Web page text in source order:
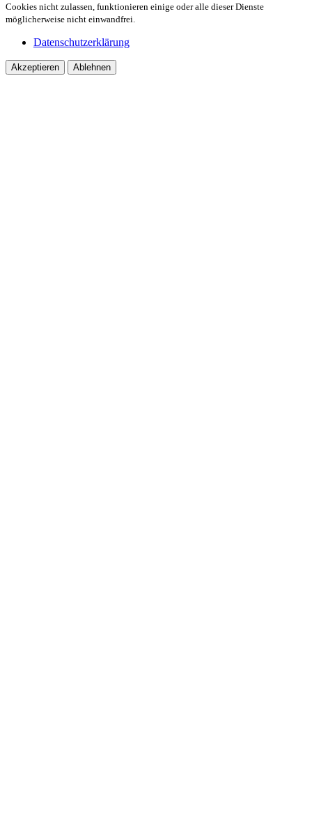
Cookies nicht zulassen, funktionieren einige oder alle dieser Dienste
möglicherweise nicht einwandfrei.
Datenschutzerklärung
Akzeptieren Ablehnen